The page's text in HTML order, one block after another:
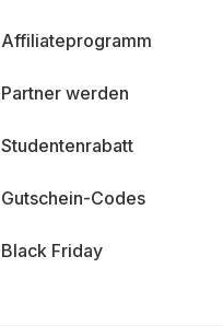
Affiliateprogramm
Partner werden
Studentenrabatt
Gutschein-Codes
Black Friday